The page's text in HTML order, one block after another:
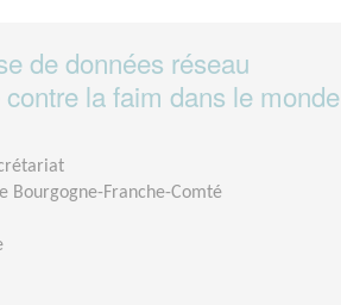
de données réseau
la faim dans le monde
Bourgogne-Franche-Comté